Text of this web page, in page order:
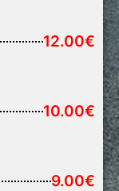
12.00€
10.00€
9.00€